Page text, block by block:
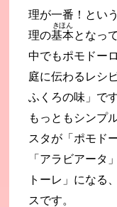
理が一番！とい
理の基本
きほん
となっ
中でもポモドー
庭に伝わるレシ
ふくろの味」です
もっともシンプ
スタが「ポモド
「アラビアータ
トーレ」になる
スです。